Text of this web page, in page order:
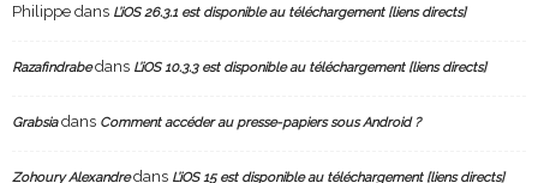
Philippe dans L’iOS 26.3.1 est disponible au téléchargement [liens directs]
Razafindrabedans L’iOS 10.3.3 est disponible au téléchargement [liens directs]
Grabsiadans Comment accéder au presse-papiers sous Android ?
Zohoury Alexandredans L’iOS 15 est disponible au téléchargement [liens directs]